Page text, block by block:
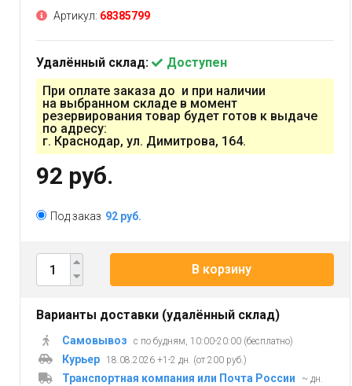
Артикул: 68385799
Удалённый склад:
Доступен
При оплате заказа до и при наличии
на выбранном складе в момент
резервирования товар будет готов к выдаче
по адресу:
г. Краснодар, ул. Димитрова, 164.
92 руб.
Под заказ 92 руб.
В корзину
Варианты доставки (удалённый склад)
Самовывоз с по будням, 10:00-20:00 (бесплатно)
Курьер 18.08.2026 +1-2 дн. (от 200 руб.)
Транспортная компания или Почта России
~ дн.